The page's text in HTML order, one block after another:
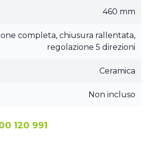
460 mm
completa, chiusura rallentata,
regolazione 5 direzioni
Ceramica
Non incluso
120 991